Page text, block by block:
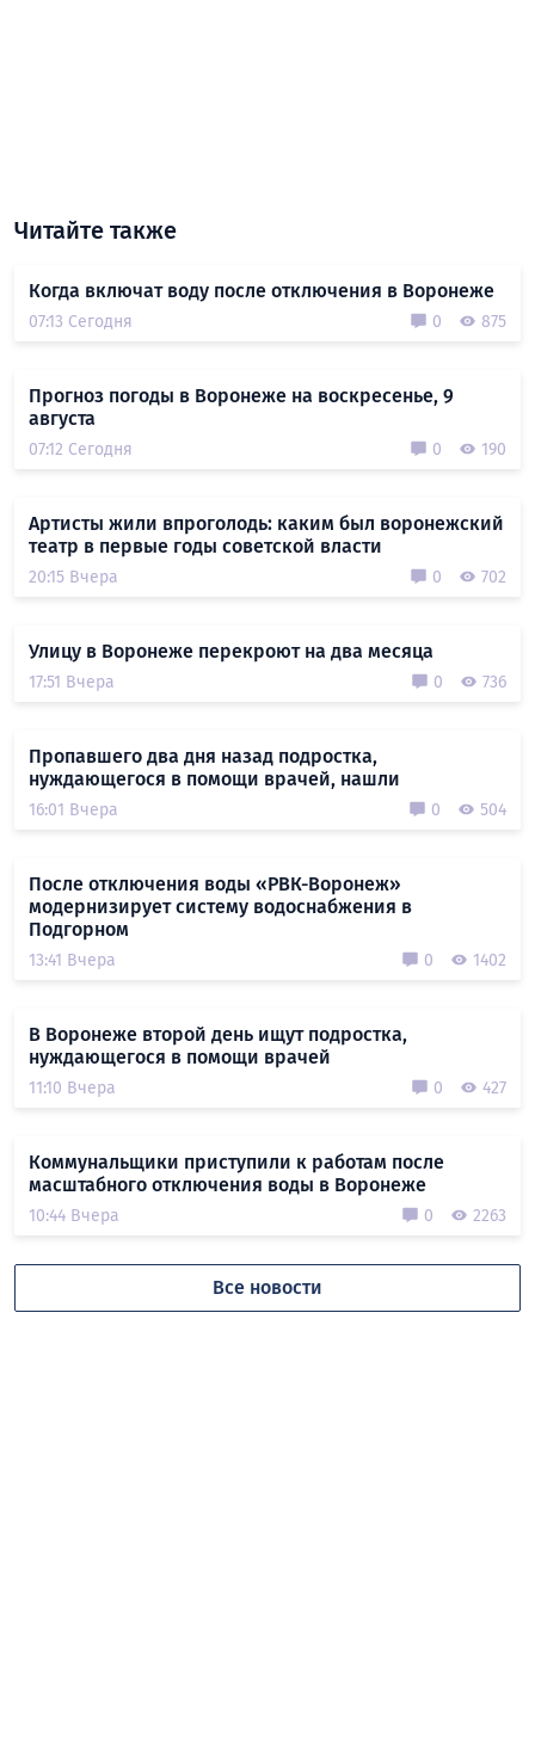
Читайте также
Когда включат воду после отключения в Воронеже
07:13 Сегодня 0 875
Прогноз погоды в Воронеже на воскресенье, 9
августа
07:12 Сегодня 0 190
Артисты жили впроголодь: каким был воронежский
театр в первые годы советской власти
20:15 Вчера 0 702
Улицу в Воронеже перекроют на два месяца
17:51 Вчера 0 736
Пропавшего два дня назад подростка,
нуждающегося в помощи врачей, нашли
16:01 Вчера 0 504
После отключения воды «РВК-Воронеж»
модернизирует систему водоснабжения в
Подгорном
13:41 Вчера 0 1402
В Воронеже второй день ищут подростка,
нуждающегося в помощи врачей
11:10 Вчера 0 427
Коммунальщики приступили к работам после
масштабного отключения воды в Воронеже
10:44 Вчера 0 2263
Все новости